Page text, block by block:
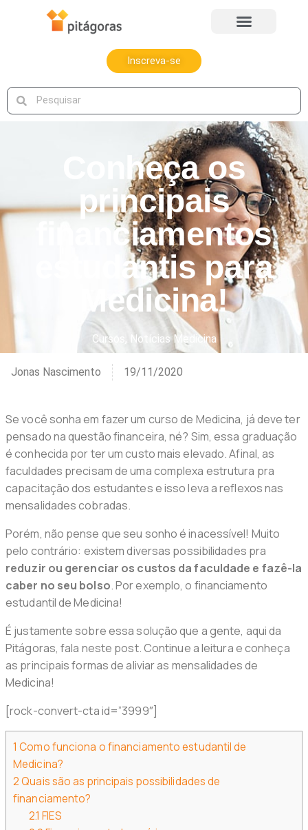
Inscreva-se
Conheça os
principais
financiamentos
estudantis para
Medicina!
Cursos Notícias Medicina
Jonas Nascimento 19/11/2020
Se você sonha em fazer um curso de Medicina, já deve ter
pensado na questão financeira, né? Sim, essa graduação
é conhecida por ter um custo mais elevado. Afinal, as
faculdades precisam de uma complexa estrutura pra
capacitação dos estudantes e isso leva a reflexos nas
mensalidades cobradas.
Porém, não pense que seu sonho é inacessível! Muito
pelo contrário: existem diversas possibilidades pra
reduzir ou gerenciar os custos da faculdade e fazê-la
caber no seu bolso. Por exemplo, o financiamento
estudantil de Medicina!
É justamente sobre essa solução que a gente, aqui da
Pitágoras, fala neste post. Continue a leitura e conheça
as principais formas de aliviar as mensalidades de
Medicina!
[rock-convert-cta id=”3999″]
1 Como funciona o financiamento estudantil de
Medicina?
2Quais são as principais possibilidades de
financiamento?
2.1 FIES